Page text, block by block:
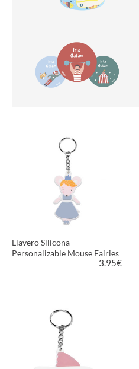
Llavero Silicona
Personalizable Mouse Fairies
3.95€
VER PRODUCTO